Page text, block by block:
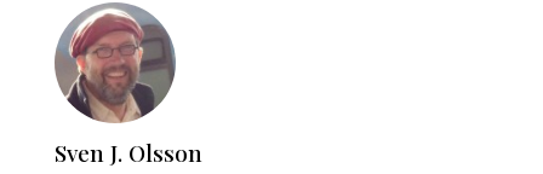
Sven J. Olsson